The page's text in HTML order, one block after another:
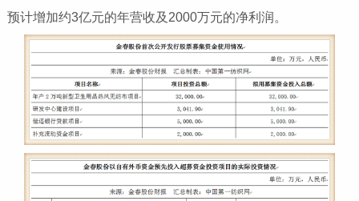
预计增加约3亿元的年营收及2000万元的净利润。